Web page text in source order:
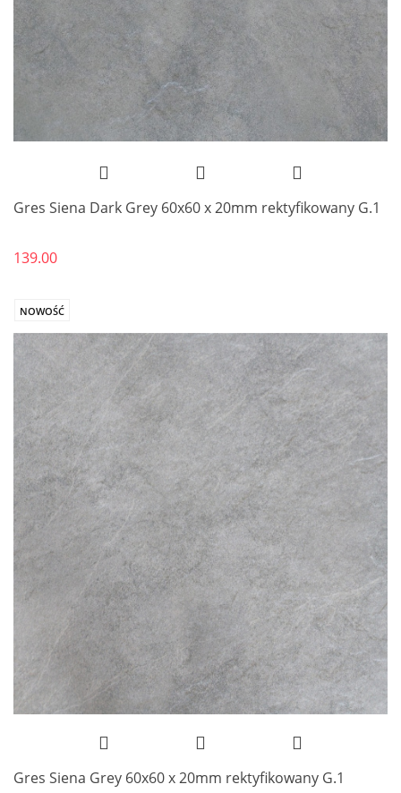
Gres Siena Dark Grey 60x60 x 20mm rektyfikowany G.1
139.00
NOWOŚĆ
Gres Siena Grey 60x60 x 20mm rektyfikowany G.1